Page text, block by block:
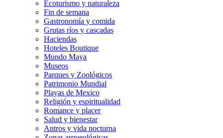
Ecoturismo y naturaleza
Fin de semana
Gastronomía y comida
Grutas ríos y cascadas
Haciendas
Hoteles Boutique
Mundo Maya
Museos
Parques y Zoológicos
Patrimonio Mundial
Playas de Mexico
Religión y espiritualidad
Romance y placer
Salud y bienestar
Antros y vida nocturna